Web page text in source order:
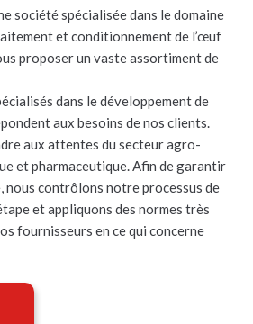
société spécialisée dans le domaine
et conditionnement de l’œuf
proposer un vaste assortiment de
dans le développement de
aux besoins de nos clients.
aux attentes du secteur agro-
et pharmaceutique. Afin de garantir
nous contrôlons notre processus de
et appliquons des normes très
fournisseurs en ce qui concerne